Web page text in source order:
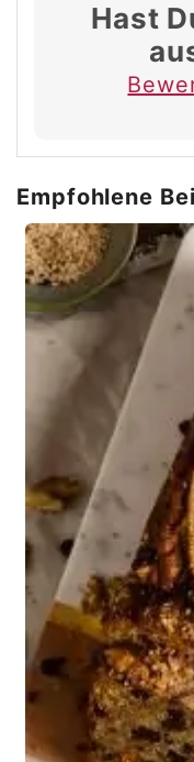
Hast
Empfohlene